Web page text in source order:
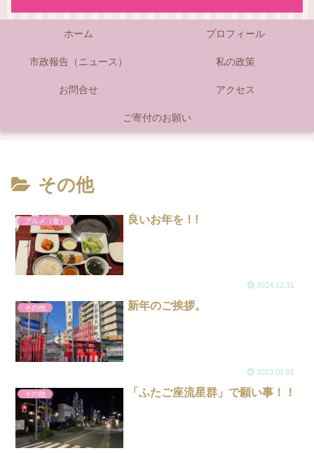
ホーム プロフィール
市政報告（ニュース） 私の政策
お問合せ アクセス
ご寄付のお願い
その他
グルメ（食） 良いお年を！!
2024.12.31
その他 新年のご挨拶。
2023.01.01
その他 「ふたご座流星群」で願い事！！